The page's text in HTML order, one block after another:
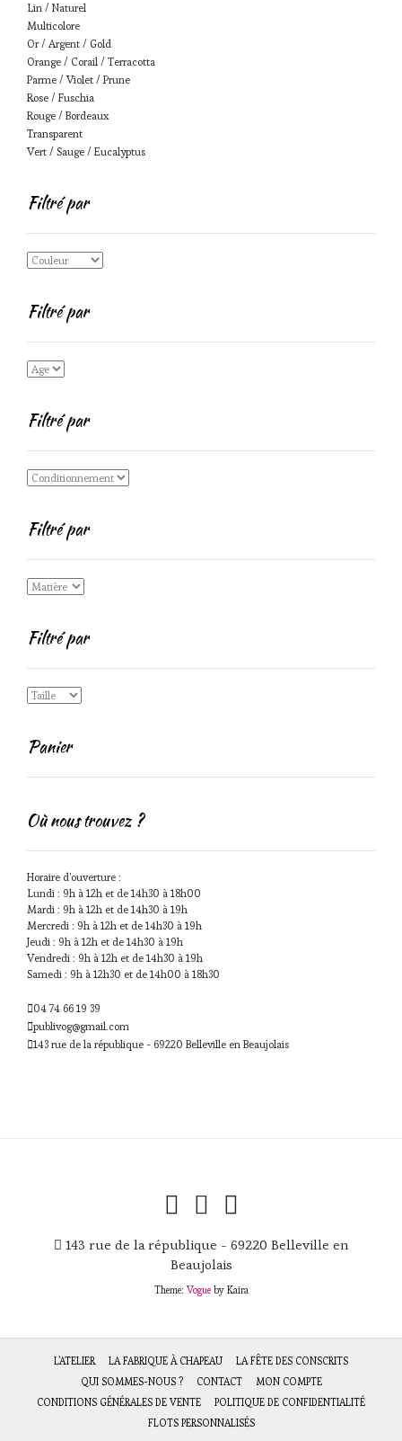
Lin / Naturel
Multicolore
Or / Argent / Gold
Orange / Corail / Terracotta
Parme / Violet / Prune
Rose / Fuschia
Rouge / Bordeaux
Transparent
Vert / Sauge / Eucalyptus
Filtré par
Filtré par
Filtré par
Filtré par
Filtré par
Panier
Où nous trouvez ?
Horaire d'ouverture :
Lundi : 9h à 12h et de 14h30 à 18h00
Mardi : 9h à 12h et de 14h30 à 19h
Mercredi : 9h à 12h et de 14h30 à 19h
Jeudi : 9h à 12h et de 14h30 à 19h
Vendredi : 9h à 12h et de 14h30 à 19h
Samedi : 9h à 12h30 et de 14h00 à 18h30
04 74 66 19 39
publivog@gmail.com
143 rue de la république - 69220 Belleville en Beaujolais
143 rue de la république - 69220 Belleville en
Beaujolais
Theme:Vogueby Kaira
L’ATELIER LA FABRIQUE À CHAPEAU
LA FÊTE DES CONSCRITS
QUI SOMMES-NOUS ?
CONTACT
MON COMPTE
CONDITIONS GÉNÉRALES DE VENTE
POLITIQUE DE CONFIDENTIALITÉ
FLOTS PERSONNALISÉS